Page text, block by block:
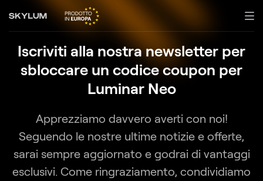
Iscriviti alla nostra newsletter per
sbloccare un codice coupon per
Luminar Neo
Apprezziamo davvero averti con noi!
Seguendo le nostre ultime notizie e offerte,
sarai sempre aggiornato e godrai di vantaggi
esclusivi. Come ringraziamento, condividiamo